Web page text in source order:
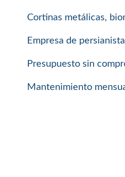
Cortinas metálicas,
Empresa de
Presupuesto sin
Mantenimiento